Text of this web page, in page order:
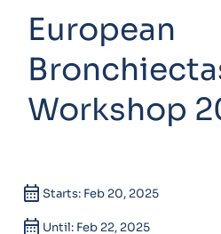
European
Workshop
calendar_month Starts: Feb 20, 2025
calendar_month Until: Feb 22, 2025